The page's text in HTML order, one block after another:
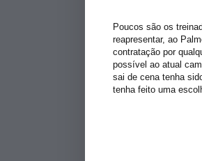
Poucos são os
reapresentar, ao
contratação por
possível ao atual
sai de cena tenha
tenha feito uma